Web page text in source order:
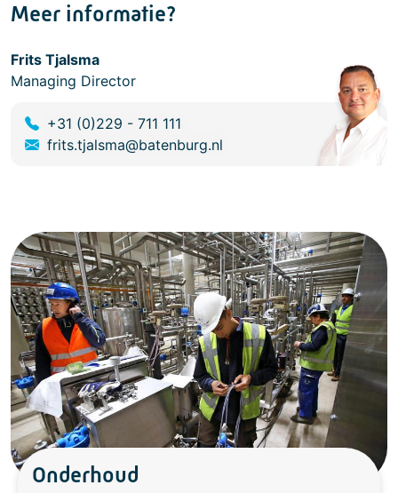
Meer informatie?
Frits Tjalsma
Managing Director
+31 (0)229 - 711 111
frits.tjalsma@batenburg.nl
Onderhoud